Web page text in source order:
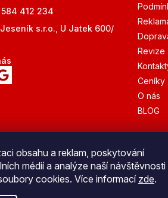
obsahu a reklam, poskytování
médií a analýze naší návštěvnosti
cookies. Více informací zde.
412 234
s.r.o., U Jatek 600/
Revize
Ceníky
O nás
BLOG
Bezpečná platba